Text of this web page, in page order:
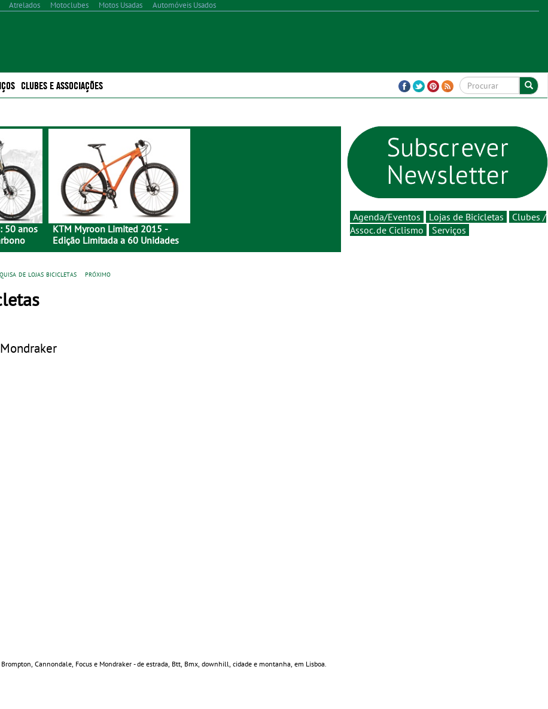
Atrelados Motoclubes Motos Usadas Automóveis Usados
CLUBES E ASSOCIAÇÕES
50 anos
KTM Myroon Limited 2015 -
Edição Limitada a 60 Unidades
de lojas bicicletas próximo
Cannondale, Focus e Mondraker - de estrada, Btt, Bmx, downhill, cidade e montanha, em Lisboa.
Agenda/Eventos Lojas de Bicicletas
Clubes /
Assoc. de Ciclismo
Serviços